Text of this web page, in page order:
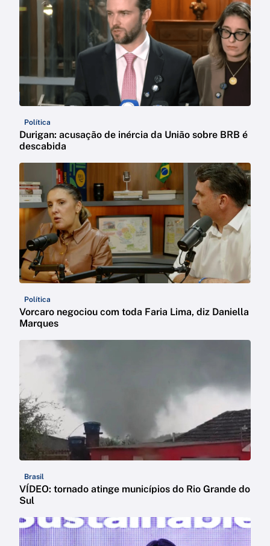
Política
Durigan: acusação de inércia da União sobre BRB é
descabida
Política
Vorcaro negociou com toda Faria Lima, diz Daniella
Marques
Brasil
VÍDEO: tornado atinge municípios do Rio Grande do
Sul